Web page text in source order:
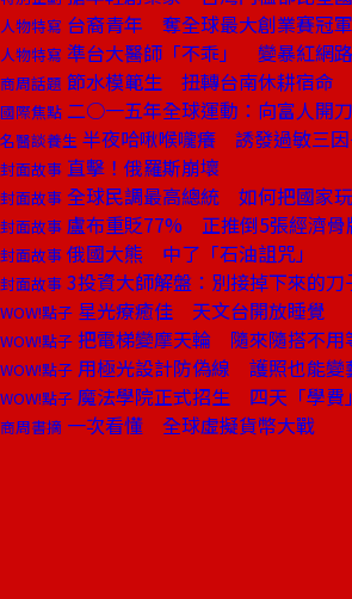
人物特寫 台裔青年 奪全球最大創業賽冠軍
人物特寫 準台大醫師「不乖」 變暴紅網
商周話題 節水模範生 扭轉台南休耕宿命
國際焦點 二○一五年全球運動：向富人開刀
名醫談養生 半夜哈啾喉嚨癢 誘發過敏三
封面故事 直擊！俄羅斯崩壞
封面故事 全球民調最高總統 如何把國家
封面故事 盧布重貶77% 正推倒5張經濟骨
封面故事 俄國大熊 中了「石油詛咒」
封面故事 3投資大師解盤：別接掉下來的刀
WOW!點子 星光療癒佳 天文台開放睡覺
WOW!點子 把電梯變摩天輪 隨來隨搭不用
WOW!點子 用極光設計防偽線 護照也能變
WOW!點子 魔法學院正式招生 四天「學費
商周書摘 一次看懂 全球虛擬貨幣大戰